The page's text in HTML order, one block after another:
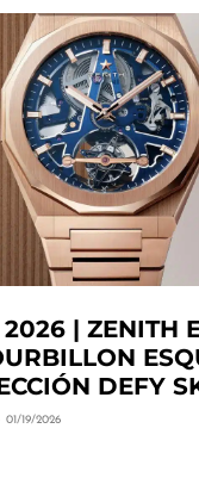
| ZENITH
DEFY
01/19/2026